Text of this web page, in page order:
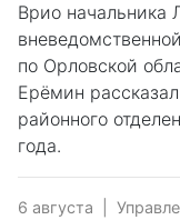
Врио начальника
по Орловской
Ерёмин
районного
года.
6 августа